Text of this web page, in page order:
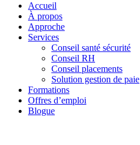
Accueil
À propos
Approche
Services
Conseil santé sécurité
Conseil RH
Conseil placements
Solution gestion de paie
Formations
Offres d’emploi
Blogue